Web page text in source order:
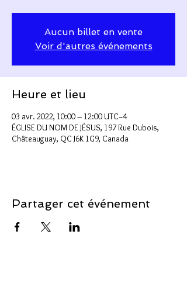
Aucun billet en vente
Voir d'autres événements
Heure et lieu
03 avr. 2022, 10:00 – 12:00 UTC−4
ÉGLISE DU NOM DE JÉSUS, 197 Rue Dubois,
Châteauguay, QC J6K 1G9, Canada
Partager cet événement